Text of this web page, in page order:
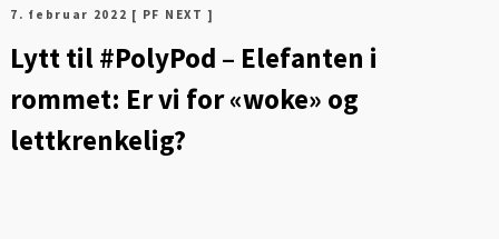
7. februar 2022 [ PF NEXT ]
Lytt til #PolyPod – Elefanten i
rommet: Er vi for «woke» og
lettkrenkelig?